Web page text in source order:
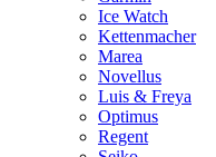
Ice Watch
Kettenmacher
Marea
Novellus
Luis & Freya
Optimus
Regent